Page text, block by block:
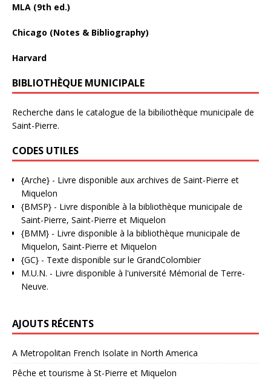
MLA (9th ed.)
Chicago (Notes & Bibliography)
Harvard
BIBLIOTHÈQUE MUNICIPALE
Recherche dans le catalogue de la bibiliothèque municipale de
Saint-Pierre.
CODES UTILES
{Arche} - Livre disponible aux archives de Saint-Pierre et
Miquelon
{BMSP} - Livre disponible à la bibliothèque municipale de
Saint-Pierre, Saint-Pierre et Miquelon
{BMM} - Livre disponible à la bibliothèque municipale de
Miquelon, Saint-Pierre et Miquelon
{GC} - Texte disponible sur le GrandColombier
M.U.N. - Livre disponible à l'université Mémorial de Terre-
Neuve.
AJOUTS RÉCENTS
A Metropolitan French Isolate in North America
Pêche et tourisme à St-Pierre et Miquelon